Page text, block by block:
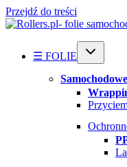
Przejdź do treści
☰ FOLIE
Samochodowe